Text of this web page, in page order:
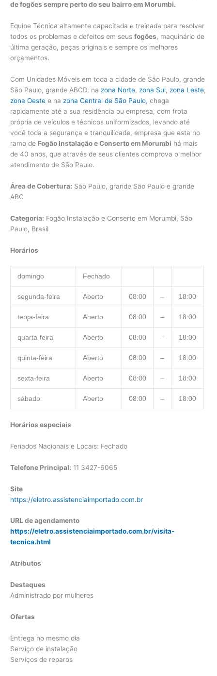
de fogões sempre perto do seu bairro em Morumbi.
Equipe Técnica altamente capacitada e treinada para resolver
todos os problemas e defeitos em seusfogões, maquinário de
última geração, peças originais e sempre os melhores
orçamentos.
Com Unidades Móveis em toda a cidade de São Paulo, grande
São Paulo, grande ABCD, na zona Norte, zona Sul, zona Leste,
zona Oeste e na zona Central de São Paulo, chega
rapidamente até a sua residência ou empresa, com frota
própria de veículos e técnicos uniformizados, levando até
você toda a segurança e tranquilidade, empresa que esta no
ramo de Fogão Instalação e Conserto em Morumbi há mais
de 40 anos, que através de seus clientes comprova o melhor
atendimento de São Paulo.
Área de Cobertura: São Paulo, grande São Paulo e grande
ABC
Categoria: Fogão Instalação e Conserto em Morumbi, São
Paulo, Brasil
Horários
domingo Fechado
segunda-feira Aberto 08:00 – 18:00
terça-feira Aberto 08:00 – 18:00
quarta-feira Aberto 08:00 – 18:00
quinta-feira Aberto 08:00 – 18:00
sexta-feira Aberto 08:00 – 18:00
sábado Aberto 08:00 – 18:00
Horários especiais
Feriados Nacionais e Locais: Fechado
Telefone Principal: 11 3427-6065
Site
https://eletro.assistenciaimportado.com.br
URL de agendamento
https://eletro.assistenciaimportado.com.br/visita-
tecnica.html
Atributos
Destaques
Administrado por mulheres
Ofertas
Entrega no mesmo dia
Serviço de instalação
Serviços de reparos